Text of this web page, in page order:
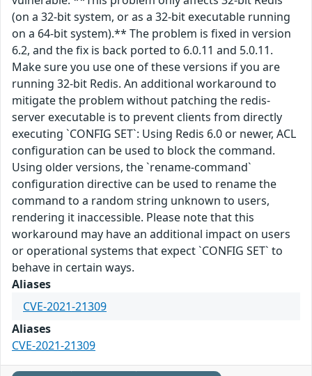
(on a 32-bit system, or as a 32-bit executable running
on a 64-bit system).** The problem is fixed in version
6.2, and the fix is back ported to 6.0.11 and 5.0.11.
Make sure you use one of these versions if you are
running 32-bit Redis. An additional workaround to
mitigate the problem without patching the redis-
server executable is to prevent clients from directly
executing `CONFIG SET`: Using Redis 6.0 or newer, ACL
configuration can be used to block the command.
Using older versions, the `rename-command`
configuration directive can be used to rename the
command to a random string unknown to users,
rendering it inaccessible. Please note that this
workaround may have an additional impact on users
or operational systems that expect `CONFIG SET` to
behave in certain ways.
Aliases
CVE-2021-21309
Aliases
CVE-2021-21309